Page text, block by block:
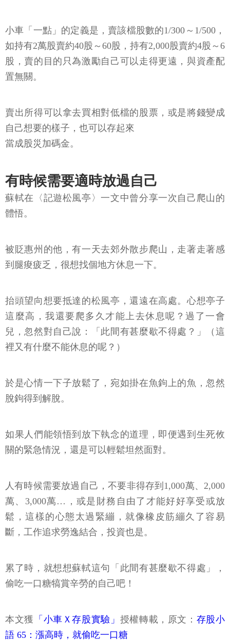
小車「一點」的定義是，賣該檔股數的1/300～1/500，
如持有2萬股賣約40股～60股，持有2,000股賣約4股～6
股，賣的目的只為激勵自己可以走得更遠，與資產配
置無關。
賣出所得可以拿去買相對低檔的股票，或是將錢變成
自己想要的樣子，也可以存起來
當成股災加碼金。
有時候需要適時放過自己
蘇軾在〈記遊松風亭〉一文中曾分享一次自己爬山的
體悟。
被貶惠州的他，有一天去郊外散步爬山，走著走著感
到腿痠疲乏，很想找個地方休息一下。
抬頭望向想要抵達的松風亭，還遠在高處。心想亭子
這麼高，我還要爬多久才能上去休息呢？過了一會
兒，忽然對自己說：「此間有甚麼歇不得處？」（這
裡又有什麼不能休息的呢？）
於是心情一下子放鬆了，宛如掛在魚鉤上的魚，忽然
脫鉤得到解脫。
如果人們能領悟到放下執念的道理，即便遇到生死攸
關的緊急情況，還是可以輕鬆坦然面對。
人有時候需要放過自己，不要非得存到1,000萬、2,000
萬、3,000萬…，或是財務自由了才能好好享受或放
鬆，這樣的心態太過緊繃，就像橡皮筋繃久了容易
斷，工作追求勞逸結合，投資也是。
累了時，就想想蘇軾這句「此間有甚麼歇不得處」，
偷吃一口糖犒賞辛勞的自己吧！
本文獲 「小車Ｘ存股實驗」 授權轉載，原文： 存股小
語 65：漲高時，就偷吃一口糖